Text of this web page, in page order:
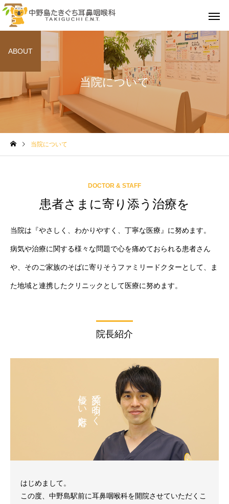
花粉症・アレルギー性
鼻炎
アレルギ
当院について
ABOUT
当院について
DOCTOR & STAFF
患者さまに寄り添う治療を
当院は『やさしく、わかりやすく、丁寧な医療』に努めます。
病気や治療に関する様々な問題で心を痛めておられる患者さん
や、そのご家族のそばに寄りそうファミリードクターとして、ま
た地域と連携したクリニックとして医療に努めます。
院長紹介
笑顔で明るく
優しい対応を。
はじめまして。
この度、中野島駅前に耳鼻咽喉科を開院させていただくこ